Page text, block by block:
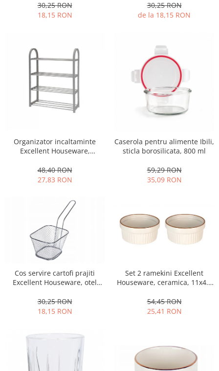
Prosoape bucatarie
Seturi cutite
Ustensile de masurat
Ustensile fragezire carne
Ustensile gatire la aburi
Oale si cratite
Tavi copt
Vesela si tacamuri
Scurgatoare vase
Seturi de tacamuri
Suporturi pentru tacamuri
Cesti
Pahare
Scrumiere
Seturi vesela
Suporturi pahare, cesti, cani
Untiere
Ustensile cofetarie si patiserie
30,25 RON
18,15 RON
30,25 RON
de la 18,15 RON
Organizator incaltaminte
Excellent Houseware,
gri
48,40 RON
27,83 RON
Caserola pentru alimente Ibili,
sticla borosilicata, 800 ml
59,29 RON
35,09 RON
Cos servire cartofi prajiti
Excellent Houseware, otel
30,25 RON
18,15 RON
Set 2 ramekini Excellent
Houseware, ceramica, 11x4.8
54,45 RON
25,41 RON